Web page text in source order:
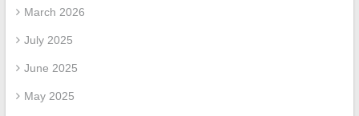
March 2026
July 2025
June 2025
May 2025